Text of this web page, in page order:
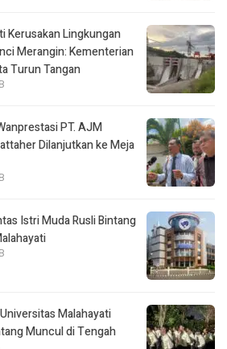
Kerusakan Lingkungan
Merangin: Kementerian
Turun Tangan
PT. AJM
Dilanjutkan ke Meja
Istri Muda Rusli Bintang
Malahayati
Muncul di Tengah